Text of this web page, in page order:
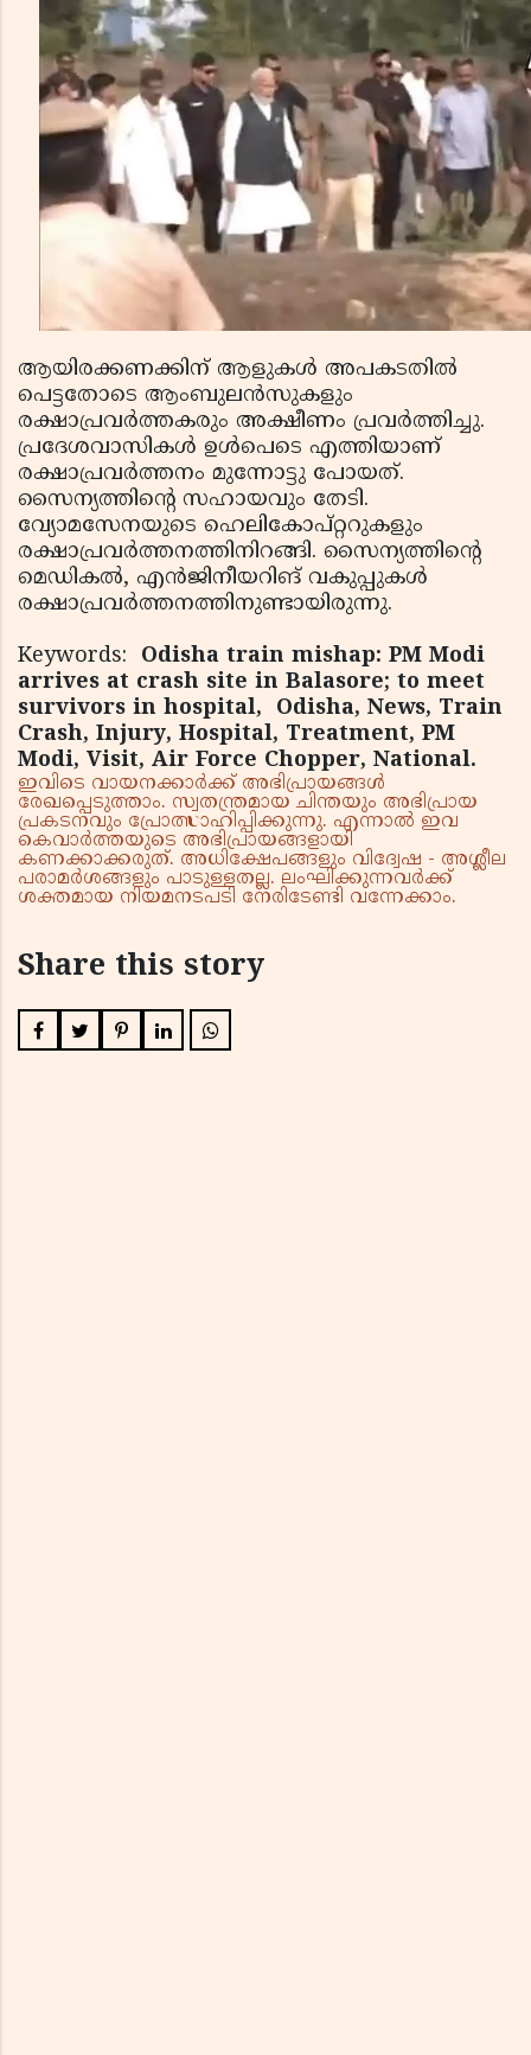
ആയിരക്കണക്കിന് ആളുകള്‍ അപകടതില്‍
പെട്ടതോടെ ആംബുലന്‍സുകളും
രക്ഷാപ്രവര്‍ത്തകരും അക്ഷീണം പ്രവര്‍ത്തിച്ചു.
പ്രദേശവാസികള്‍ ഉള്‍പെടെ എത്തിയാണ്
രക്ഷാപ്രവര്‍ത്തനം മുന്നോട്ടു പോയത്.
സൈന്യത്തിന്റെ സഹായവും തേടി.
വ്യോമസേനയുടെ ഹെലികോപ്റ്ററുകളും
രക്ഷാപ്രവര്‍ത്തനത്തിനിറങ്ങി. സൈന്യത്തിന്റെ
മെഡികല്‍, എന്‍ജിനീയറിങ് വകുപ്പുകള്‍
രക്ഷാപ്രവര്‍ത്തനത്തിനുണ്ടായിരുന്നു.
Keywords: Odisha train mishap: PM Modi
arrives at crash site in Balasore; to meet
survivors in hospital, Odisha, News, Train
Crash, Injury, Hospital, Treatment, PM
Modi, Visit, Air Force Chopper, National.
ഇവിടെ വായനക്കാർക്ക് അഭിപ്രായങ്ങൾ
രേഖപ്പെടുത്താം. സ്വതന്ത്രമായ ചിന്തയും അഭിപ്രായ
പ്രകടനവും പ്രോത്സാഹിപ്പിക്കുന്നു. എന്നാൽ ഇവ
കെവാർത്തയുടെ അഭിപ്രായങ്ങളായി
കണക്കാക്കരുത്. അധിക്ഷേപങ്ങളും വിദ്വേഷ - അശ്ലീല
പരാമർശങ്ങളും പാടുള്ളതല്ല. ലംഘിക്കുന്നവർക്ക്
ശക്തമായ നിയമനടപടി നേരിടേണ്ടി വന്നേക്കാം.
Share this story